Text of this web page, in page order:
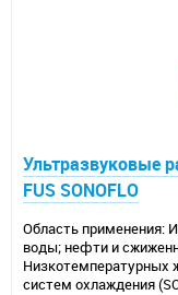
Ультразвуковые
FUS SONOFLO
Область применения:
воды; нефти и
Низкотемпературных
систем охлаждения